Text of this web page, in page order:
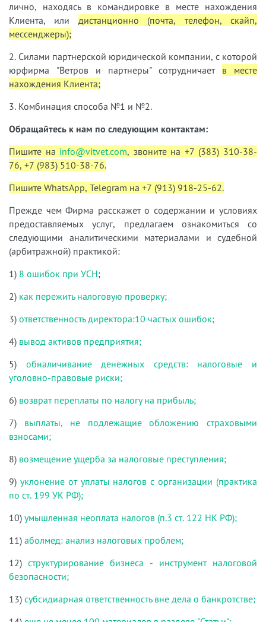
лично, находясь в командировке в месте нахождения
Клиента, или дистанционно (почта, телефон, скайп,
мессенджеры);
2. Силами партнерской юридической компании, с которой
юрфирма "Ветров и партнеры" сотрудничает в месте
нахождения Клиента;
3. Комбинация способа №1 и №2.
Обращайтесь к нам по следующим контактам:
Пишите на info@vitvet.com, звоните на +7 (383) 310-38-
76, +7 (983) 510-38-76.
Пишите WhatsApp, Telegram на +7 (913) 918-25-62.
Прежде чем Фирма расскажет о содержании и условиях
предоставляемых услуг, предлагаем ознакомиться со
следующими аналитическими материалами и судебной
(арбитражной) практикой:
1) 8 ошибок при УСН;
2) как пережить налоговую проверку;
3) ответственность директора:10 частых ошибок;
4) вывод активов предприятия;
5) обналичивание денежных средств: налоговые и
уголовно-правовые риски;
6) возврат переплаты по налогу на прибыль;
7) выплаты, не подлежащие обложению страховыми
взносами;
8) возмещение ущерба за налоговые преступления;
9) уклонение от уплаты налогов с организации (практика
по ст. 199 УК РФ);
10) умышленная неоплата налогов (п.3 ст. 122 НК РФ);
11) аболмед: анализ налоговых проблем;
12) структурирование бизнеса - инструмент налоговой
безопасности;
13) субсидиарная ответственность вне дела о банкротстве;